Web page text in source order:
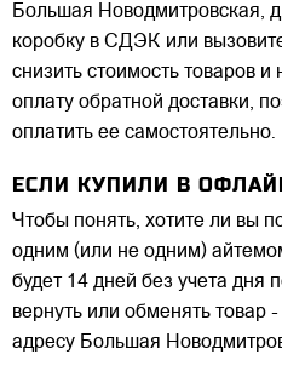
Большая Новодмитровская,
коробку в СДЭК или
снизить стоимость товаров
оплату обратной доставки,
оплатить ее самостоятельно.
ЕСЛИ КУПИЛИ В
Чтобы понять, хотите ли вы
одним (или не одним)
будет 14 дней без учета дня
вернуть или обменять товар
адресу Большая